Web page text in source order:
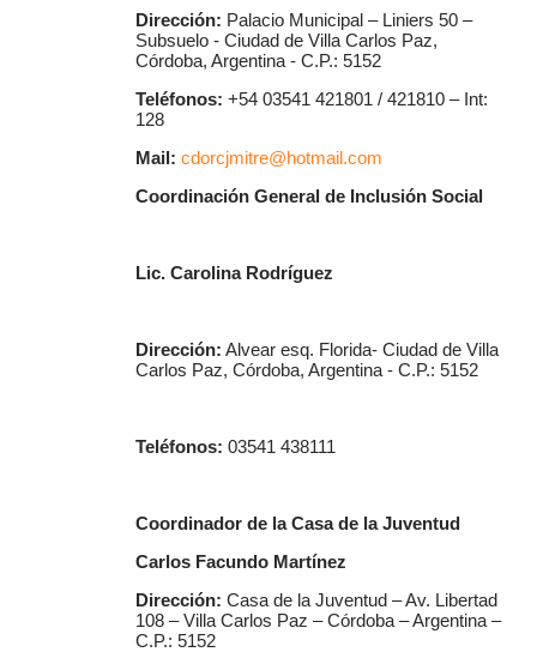
Dirección: Palacio Municipal – Liniers 50 –
Subsuelo - Ciudad de Villa Carlos Paz,
Córdoba, Argentina - C.P.: 5152
Teléfonos:+54 03541 421801 / 421810 – Int:
128
Mail:cdorcjmitre@hotmail.com
Coordinación General de Inclusión Social
Lic. Carolina Rodríguez
Dirección: Alvear esq. Florida- Ciudad de Villa
Carlos Paz, Córdoba, Argentina - C.P.: 5152
Teléfonos: 03541 438111
Coordinador de la Casa de la Juventud
Carlos Facundo Martínez
Dirección: Casa de la Juventud – Av. Libertad
108 – Villa Carlos Paz – Córdoba – Argentina –
C.P.: 5152